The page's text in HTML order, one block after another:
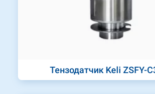
Тензодатчик Keli ZSFY-